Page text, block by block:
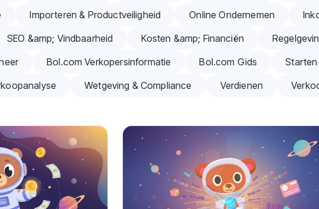
Importeren & Productveiligheid Online Ondernemen
SEO &amp; Vindbaarheid Kosten &amp; Financiën
Bol.com Verkopersinformatie Bol.com Gids
Wetgeving & Compliance Verdienen